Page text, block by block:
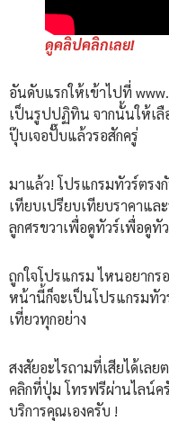
ดูคลิปคลิกเลย!
อันดับแรกให้เข้าไปที่
เป็นรูปปฏิทิน จากนั้นให้เลื
ปุ๊บเจอปั๊บแล้วรอสักครู่
มาแล้ว! โปรแกรมทัวร์ตรง
เทียบเปรียบเทียบราคาแล
ลูกศรขวาเพื่อดูทัวร์เพื่อดู
ถูกใจโปรแกรม ไหนอยากร
หน้านี้ก็จะเป็นโปรแกรมทัว
เที่ยวทุกอย่าง
สงสัยอะไรถามที่เสียได้เล
คลิกที่ปุ่ม โทรฟรีผ่านไลน์ค
บริการคุณเองครับ !